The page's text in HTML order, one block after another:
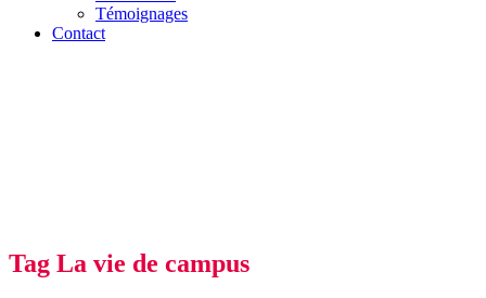
Témoignages
Contact
Tag La vie de campus